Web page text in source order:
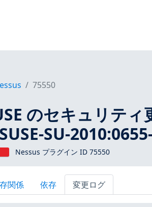
75550
のセキュリティ
SU-2010:0655-
Nessus プラグイン ID 75550
関係 依存 変更ログ